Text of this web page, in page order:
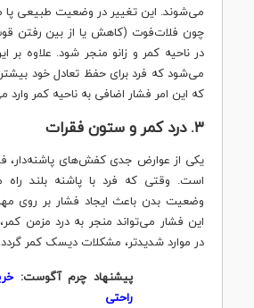
می‌شوند. این تغییر در وضعیت طبیعی پا
چون فلات‌فوت (کاهش یا از بین رفتن
در ناحیه کمر و زانو منجر شود. علاوه بر
می‌شود که فرد برای حفظ تعادل خود
که این امر فشار اضافی به ناحیه کمر وارد
۳. درد کمر و ستون فقرات
یکی از عوارض جدی کفش‌های پاشنه‌دار،
است. وقتی که فرد با پاشنه بلند راه
وضعیت بدن باعث ایجاد فشار بر روی
این فشار می‌تواند منجر به درد مزمن
در موارد شدیدتر، مشکلات دیسک کمر گردد.
پیشنهاد چرم آگوست:
راحتی